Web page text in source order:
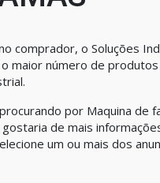
comprador, o Soluções
maior número de
por Maquina de
de mais
um ou mais dos